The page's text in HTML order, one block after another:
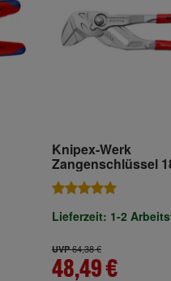
Knipex-Werk
Zangenschlüssel
03 180
Lieferzeit: 1-2
UVP64,38 €
48,49 €